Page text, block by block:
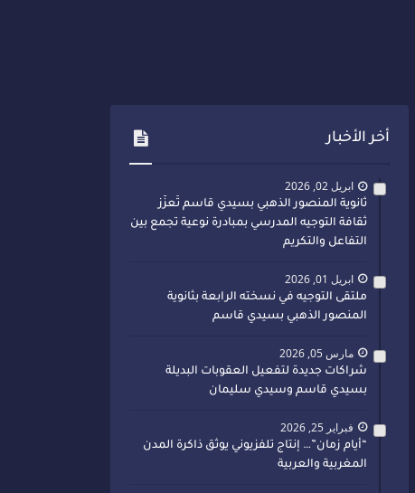
أخر الأخبار
ابريل 02, 2026
ثانوية المنصور الذهبي بسيدي قاسم تُعزّز
ثقافة التوجيه المدرسي بمبادرة نوعية تجمع بين
التفاعل والتكريم
ابريل 01, 2026
ملتقى التوجيه في نسخته الرابعة بثانوية
المنصور الذهبي بسيدي قاسم
مارس 05, 2026
شراكات جديدة لتفعيل العقوبات البديلة
بسيدي قاسم وسيدي سليمان
فبراير 25, 2026
“أيام زمان”… إنتاج تلفزيوني يوثق ذاكرة المدن
المغربية والعربية